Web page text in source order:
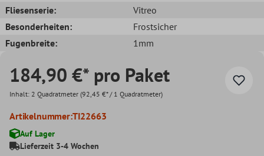
Fliesenserie:
Vitreo
Besonderheiten:
Frostsicher
Fugenbreite:
1mm
184,90 €* pro Paket
Inhalt: 2 Quadratmeter (92,45 €* / 1 Quadratmeter)
Artikelnummer:TI22663
Auf Lager
Lieferzeit 3-4 Wochen